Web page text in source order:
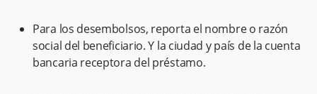
Para los desembolsos, reporta el nombre o razón
social del beneficiario. Y la ciudad y país de la cuenta
bancaria receptora del préstamo.